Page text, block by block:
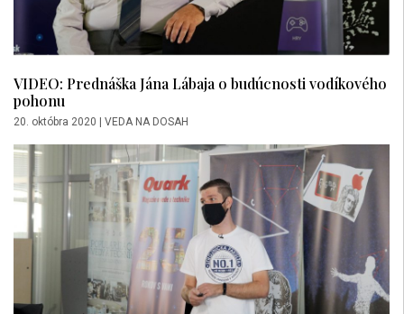
VIDEO: Prednáška Jána Lábaja o budúcnosti vodíkového
pohonu
20. októbra 2020 VEDA NA DOSAH